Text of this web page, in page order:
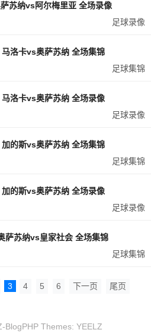
苏纳vs阿尔梅里亚 全场录像
足球录像
洛卡vs奥萨苏纳 全场集锦
足球集锦
洛卡vs奥萨苏纳 全场录像
足球录像
的斯vs奥萨苏纳 全场集锦
足球集锦
的斯vs奥萨苏纳 全场录像
足球录像
萨苏纳vs皇家社会 全场集锦
足球集锦
3 4 5 6 下一页 尾页
BlogPHPThemes: YEELZ